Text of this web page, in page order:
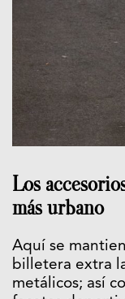
Los
más urbano
Aquí se
billetera extra
metálicos; así